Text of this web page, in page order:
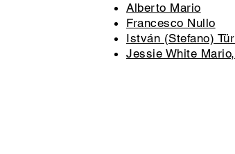
Alberto Mario
Francesco Nullo
István (Stefano)
Jessie White